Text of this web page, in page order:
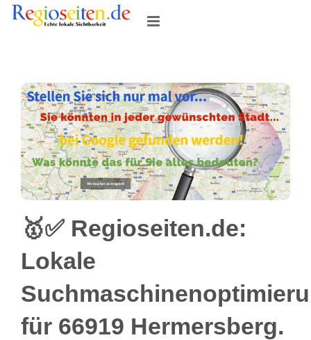
Skip
🥇✅ Regioseiten.de:
Lokale
für 66919 Hermersberg.